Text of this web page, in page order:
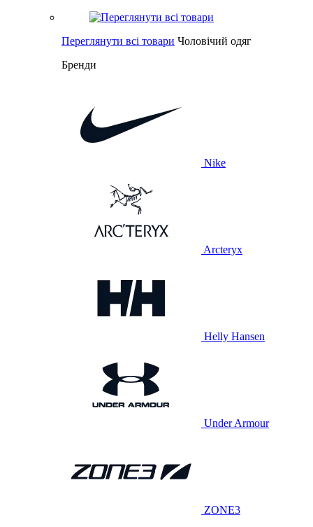
Переглянути всі товари Чоловічий одяг
Бренди
Nike
Arcteryx
Helly Hansen
Under Armour
ZONE3